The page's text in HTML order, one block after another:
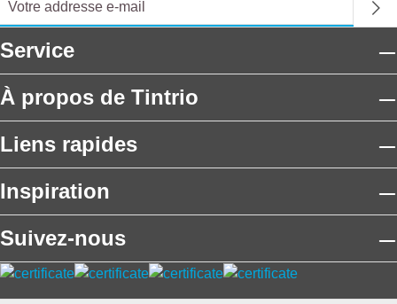
Service
À propos de Tintrio
Liens rapides
Inspiration
Suivez-nous